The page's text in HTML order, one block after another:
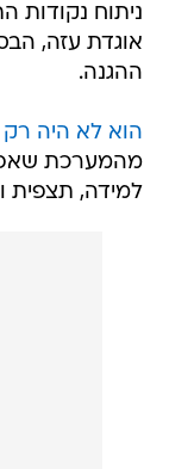
ניתוח נקודות
אוגדת עזה,
ההגנה.
הוא לא היה
מהמערכת
למידה, תצפית